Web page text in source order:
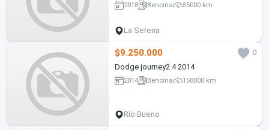
2018 Bencina 55000 km
La Serena
$9.250.000
0
Dodge journey2.4 2014
2014 Bencina 158000 km
Río Bueno